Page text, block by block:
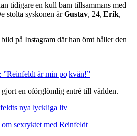
tidigare en kull barn tillsammans med
stolta syskonen ärGustav, 24, Erik,
på Instagram där han ömt håller den
”Reinfeldt är min pojkvän!”
en oförglömlig entré till världen.
nya lyckliga liv
sexryktet med Reinfeldt